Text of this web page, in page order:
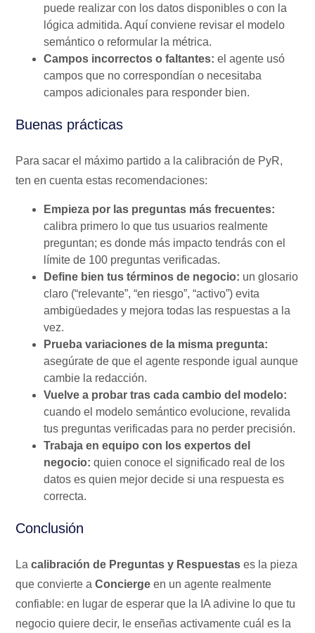
puede realizar con los datos disponibles o con la
lógica admitida. Aquí conviene revisar el modelo
semántico o reformular la métrica.
Campos incorrectos o faltantes: el agente usó
campos que no correspondían o necesitaba
campos adicionales para responder bien.
Buenas prácticas
Para sacar el máximo partido a la calibración de PyR,
ten en cuenta estas recomendaciones:
Empieza por las preguntas más frecuentes:
calibra primero lo que tus usuarios realmente
preguntan; es donde más impacto tendrás con el
límite de 100 preguntas verificadas.
Define bien tus términos de negocio: un glosario
claro (“relevante”, “en riesgo”, “activo”) evita
ambigüedades y mejora todas las respuestas a la
vez.
Prueba variaciones de la misma pregunta:
asegúrate de que el agente responde igual aunque
cambie la redacción.
Vuelve a probar tras cada cambio del modelo:
cuando el modelo semántico evolucione, revalida
tus preguntas verificadas para no perder precisión.
Trabaja en equipo con los expertos del
negocio: quien conoce el significado real de los
datos es quien mejor decide si una respuesta es
correcta.
Conclusión
Lacalibración de Preguntas y Respuestas es la pieza
que convierte aConcierge en un agente realmente
confiable: en lugar de esperar que la IA adivine lo que tu
negocio quiere decir, le enseñas activamente cuál es la